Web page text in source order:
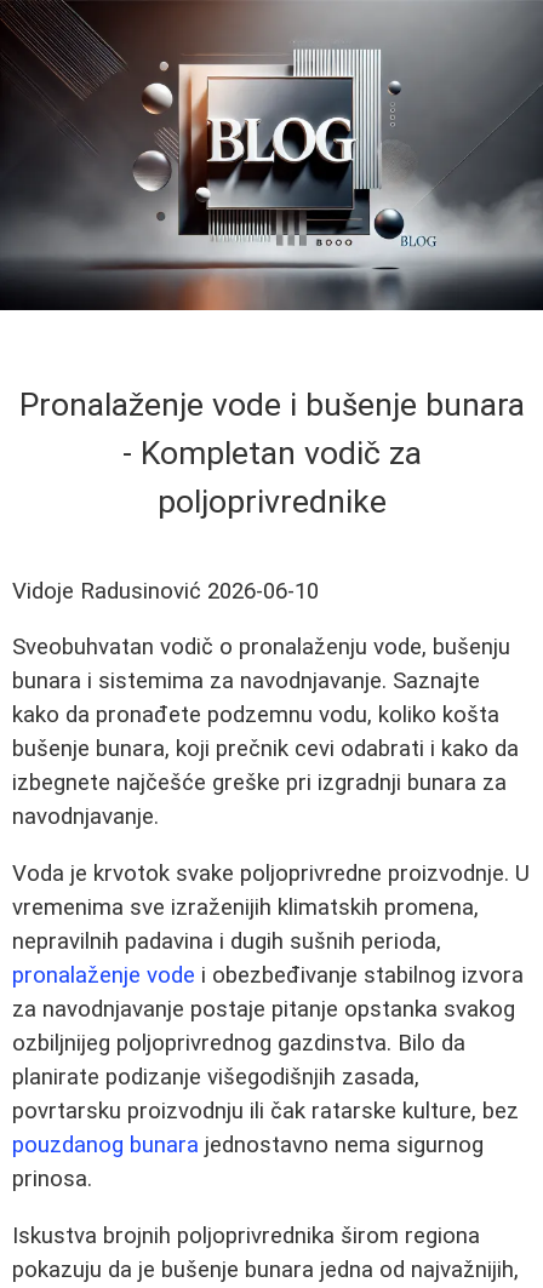
Pronalaženje vode i bušenje bunara
- Kompletan vodič za
poljoprivrednike
Vidoje Radusinović 2026-06-10
Sveobuhvatan vodič o pronalaženju vode, bušenju
bunara i sistemima za navodnjavanje. Saznajte
kako da pronađete podzemnu vodu, koliko košta
bušenje bunara, koji prečnik cevi odabrati i kako da
izbegnete najčešće greške pri izgradnji bunara za
navodnjavanje.
Voda je krvotok svake poljoprivredne proizvodnje. U
vremenima sve izraženijih klimatskih promena,
nepravilnih padavina i dugih sušnih perioda,
pronalaženje vode i obezbeđivanje stabilnog izvora
za navodnjavanje postaje pitanje opstanka svakog
ozbiljnijeg poljoprivrednog gazdinstva. Bilo da
planirate podizanje višegodišnjih zasada,
povrtarsku proizvodnju ili čak ratarske kulture, bez
pouzdanog bunara jednostavno nema sigurnog
prinosa.
Iskustva brojnih poljoprivrednika širom regiona
pokazuju da je bušenje bunara jedna od najvažnijih,